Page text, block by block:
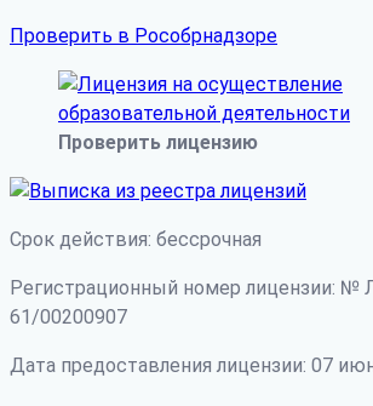
Проверить в Рособрнадзоре
Проверить лицензию
Срок действия: бессрочная
Регистрационный номер лицензии: №
61/00200907
Дата предоставления лицензии: 07